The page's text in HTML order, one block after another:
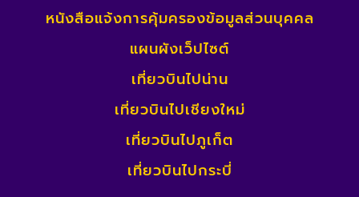
หนังสือแจ้งการคุ้มครองข้อมูลส่วนบุคคล
แผนผังเว็ปไซต์
เที่ยวบินไปน่าน
เที่ยวบินไปเชียงใหม่
เที่ยวบินไปภูเก็ต
เที่ยวบินไปกระบี่